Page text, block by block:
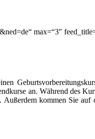
max=“3″
an. Während des
Außerdem kommen Sie auf